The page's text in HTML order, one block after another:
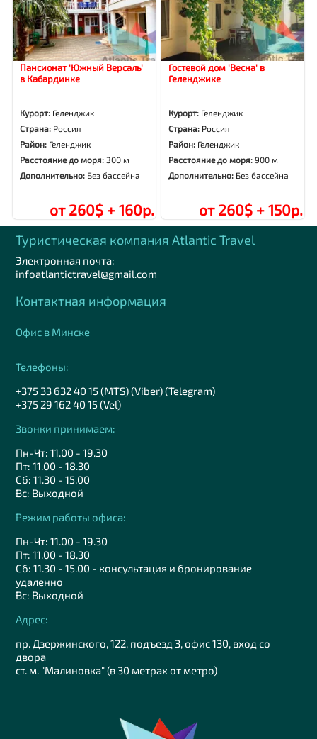
Пансионат 'Южный Версаль'
в Кабардинке
Курорт: Геленджик
Страна: Россия
Район: Геленджик
Расстояние до моря: 300 м
Дополнительно: Без бассейна
от 260$ + 160р.
Гостевой дом 'Весна' в
Геленджике
Курорт: Геленджик
Страна: Россия
Район: Геленджик
Расстояние до моря:900 м
Дополнительно: Без бассейна
от 260$ + 150р.
Туристическая компания Аtlantic Travel
Электронная почта:
infoatlantictravel@gmail.com
Контактная информация
Офис в Минске
Телефоны:
+375 33 632 40 15 (MTS) (Viber) (Telegram)
+375 29 162 40 15 (Vel)
Звонки принимаем:
Пн-Чт: 11.00 - 19.30
Пт: 11.00 - 18.30
Сб: 11.30 - 15.00
Вс: Выходной
Режим работы офиса:
Пн-Чт: 11.00 - 19.30
Пт: 11.00 - 18.30
Сб: 11.30 - 15.00 - консультация и бронирование
удаленно
Вс: Выходной
Адрес:
пр. Дзержинского, 122, подъезд 3, офис 130, вход со
двора
ст. м. "Малиновка" (в 30 метрах от метро)